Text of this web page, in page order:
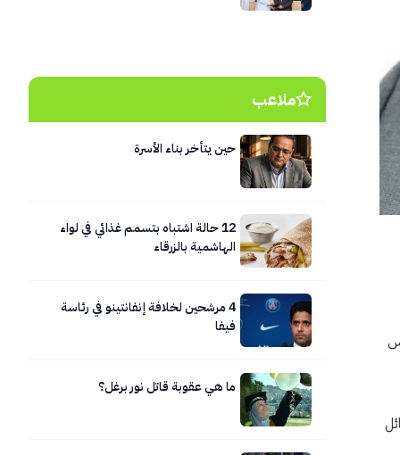
ملاعب
حين يتأخر بناء الأسرة
12 حالة اشتباه بتسمم غذائي في لواء
الهاشمية بالزرقاء
4 مرشحين لخلافة إنفانتينو في رئاسة
فيفا
ما هي عقوبة قاتل نور برغل؟